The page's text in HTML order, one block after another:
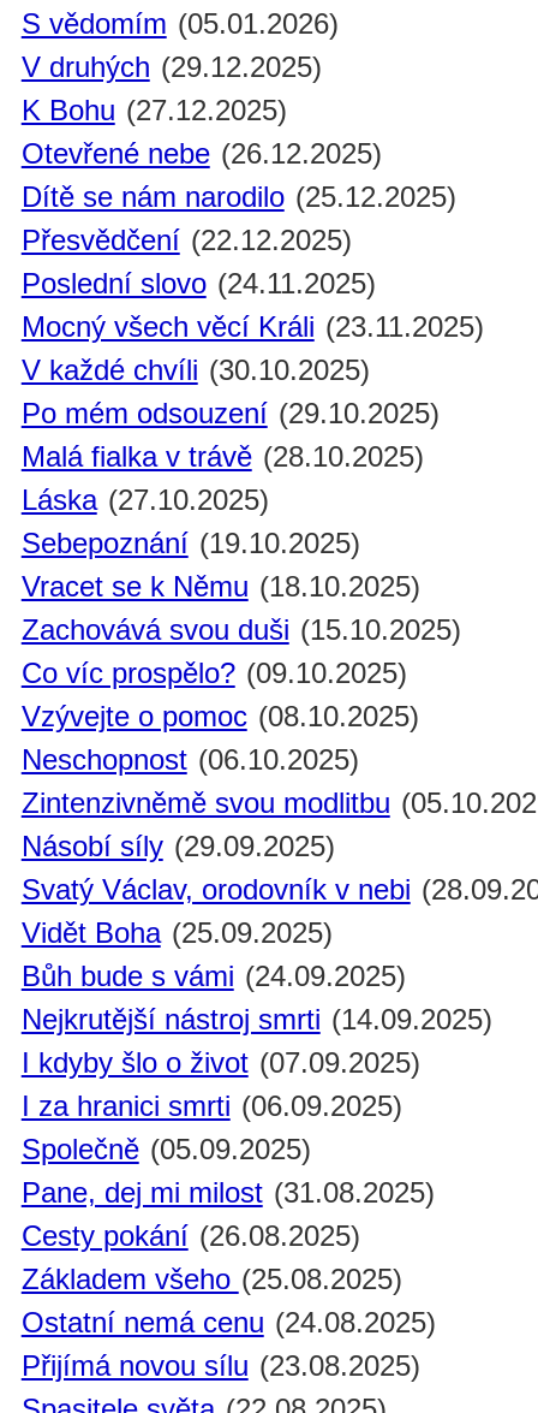
S vědomím (05.01.2026)
V druhých (29.12.2025)
K Bohu (27.12.2025)
Otevřené nebe (26.12.2025)
Dítě se nám narodilo (25.12.2025)
Přesvědčení (22.12.2025)
Poslední slovo (24.11.2025)
Mocný všech věcí Králi (23.11.2025)
V každé chvíli (30.10.2025)
Po mém odsouzení (29.10.2025)
Malá fialka v trávě (28.10.2025)
Láska (27.10.2025)
Sebepoznání (19.10.2025)
Vracet se k Němu (18.10.2025)
Zachovává svou duši (15.10.2025)
Co víc prospělo? (09.10.2025)
Vzývejte o pomoc (08.10.2025)
Neschopnost (06.10.2025)
Zintenzivněmě svou modlitbu
Násobí síly (29.09.2025)
Svatý Václav, orodovník v nebi
Vidět Boha (25.09.2025)
Bůh bude s vámi (24.09.2025)
Nejkrutější nástroj smrti (14.09.2025)
I kdyby šlo o život (07.09.2025)
I za hranici smrti (06.09.2025)
Společně (05.09.2025)
Pane, dej mi milost (31.08.2025)
Cesty pokání (26.08.2025)
Základem všeho (25.08.2025)
Ostatní nemá cenu (24.08.2025)
Přijímá novou sílu (23.08.2025)